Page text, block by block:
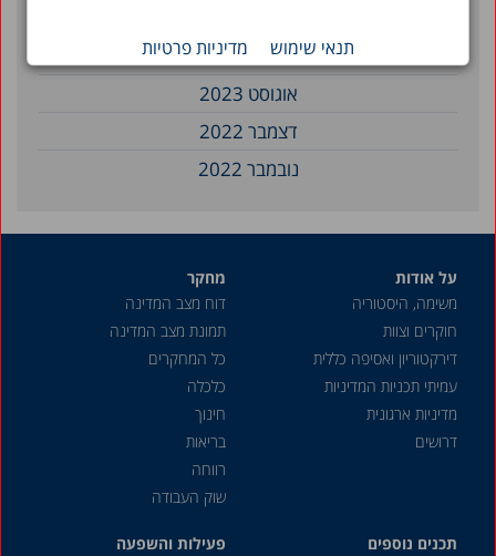
תנאי שימוש מדיניות פרטיותדצמבר 2023
אוגוסט 2023
דצמבר 2022
נובמבר 2022
על אודות
משימה, היסטוריה
חוקרים וצוות
דירקטוריון ואסיפה כללית
עמיתי תכניות המדיניות
מדיניות ארגונית
דרושים
מחקר
דוח מצב המדינה
תמונת מצב המדינה
כל המחקרים
כלכלה
חינוך
בריאות
רווחה
שוק העבודה
תכנים נוספים
פעילות והשפעה